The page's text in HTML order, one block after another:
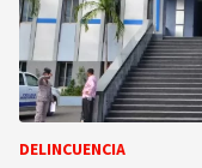
DELINCUENCIA